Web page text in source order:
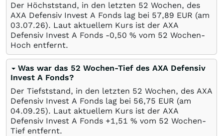
Der Höchststand, in den letzten 52 Wochen, des
AXA Defensiv Invest A Fonds lag bei 57,89 EUR (am
03.07.26). Laut aktuellem Kurs ist der AXA
Defensiv Invest A Fonds -0,50 % vom 52 Wochen-
Hoch entfernt.
Was war das 52 Wochen-Tief des AXA Defensiv
Invest A Fonds?
Der Tiefststand, in den letzten 52 Wochen, des AXA
Defensiv Invest A Fonds lag bei 56,75 EUR (am
04.09.25). Laut aktuellem Kurs ist der AXA
Defensiv Invest A Fonds +1,51 % vom 52 Wochen-
Tief entfernt.